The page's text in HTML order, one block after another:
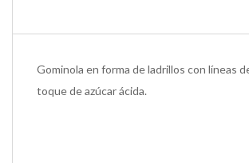
Gominola en forma de ladrillos con líneas
toque de azúcar ácida.